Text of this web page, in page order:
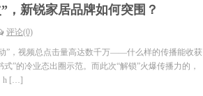
，新锐家居品牌如何突围？
评论(0)
”，视频总点击量高达数千万——什么样的传播能收获
”的冷业态出圈示范。而此次“解锁”火爆传播力的，
h […]